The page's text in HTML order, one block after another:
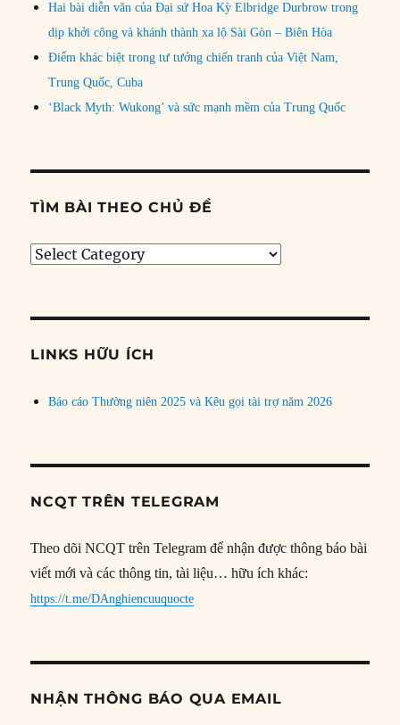
Hai bài diễn văn của Đại sứ Hoa Kỳ Elbridge Durbrow trong
dịp khởi công và khánh thành xa lộ Sài Gòn – Biên Hòa
Điểm khác biệt trong tư tưởng chiến tranh của Việt Nam,
Trung Quốc, Cuba
‘Black Myth: Wukong’ và sức mạnh mềm của Trung Quốc
TÌM BÀI THEO CHỦ ĐỀ
Tìm
đề
LINKS HỮU ÍCH
Báo cáo Thường niên 2025 và Kêu gọi tài trợ năm 2026
NCQT TRÊN TELEGRAM
Theo dõi NCQT trên Telegram để nhận được thông báo bài
viết mới và các thông tin, tài liệu… hữu ích khác:
https://t.me/DAnghiencuuquocte
NHẬN THÔNG BÁO QUA EMAIL